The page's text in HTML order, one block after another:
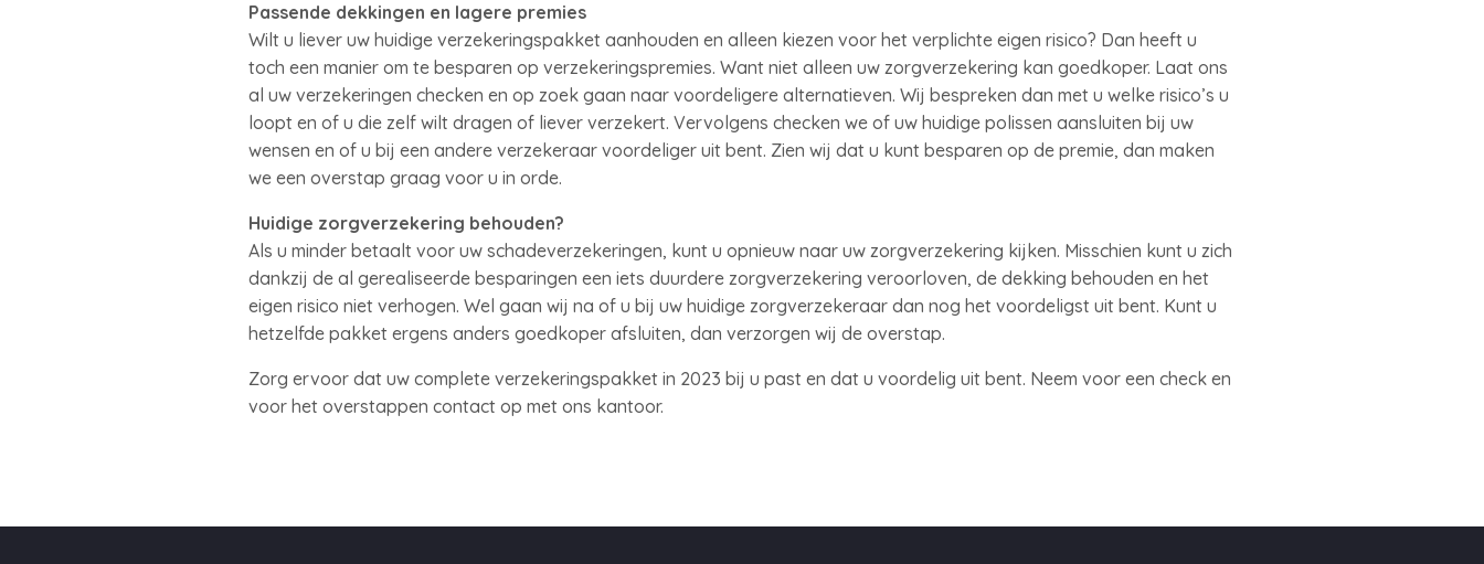
Passende dekkingen en lagere premies
Wilt u liever uw huidige verzekeringspakket aanhouden en alleen kiezen voor het verplichte eigen risico? Dan heeft u
toch een manier om te besparen op verzekeringspremies. Want niet alleen uw zorgverzekering kan goedkoper. Laat ons
al uw verzekeringen checken en op zoek gaan naar voordeligere alternatieven. Wij bespreken dan met u welke risico’s u
loopt en of u die zelf wilt dragen of liever verzekert. Vervolgens checken we of uw huidige polissen aansluiten bij uw
wensen en of u bij een andere verzekeraar voordeliger uit bent. Zien wij dat u kunt besparen op de premie, dan maken
we een overstap graag voor u in orde.
Huidige zorgverzekering behouden?
Als u minder betaalt voor uw schadeverzekeringen, kunt u opnieuw naar uw zorgverzekering kijken. Misschien kunt u zich
dankzij de al gerealiseerde besparingen een iets duurdere zorgverzekering veroorloven, de dekking behouden en het
eigen risico niet verhogen. Wel gaan wij na of u bij uw huidige zorgverzekeraar dan nog het voordeligst uit bent. Kunt u
hetzelfde pakket ergens anders goedkoper afsluiten, dan verzorgen wij de overstap.
Zorg ervoor dat uw complete verzekeringspakket in 2023 bij u past en dat u voordelig uit bent. Neem voor een check en
voor het overstappen contact op met ons kantoor.